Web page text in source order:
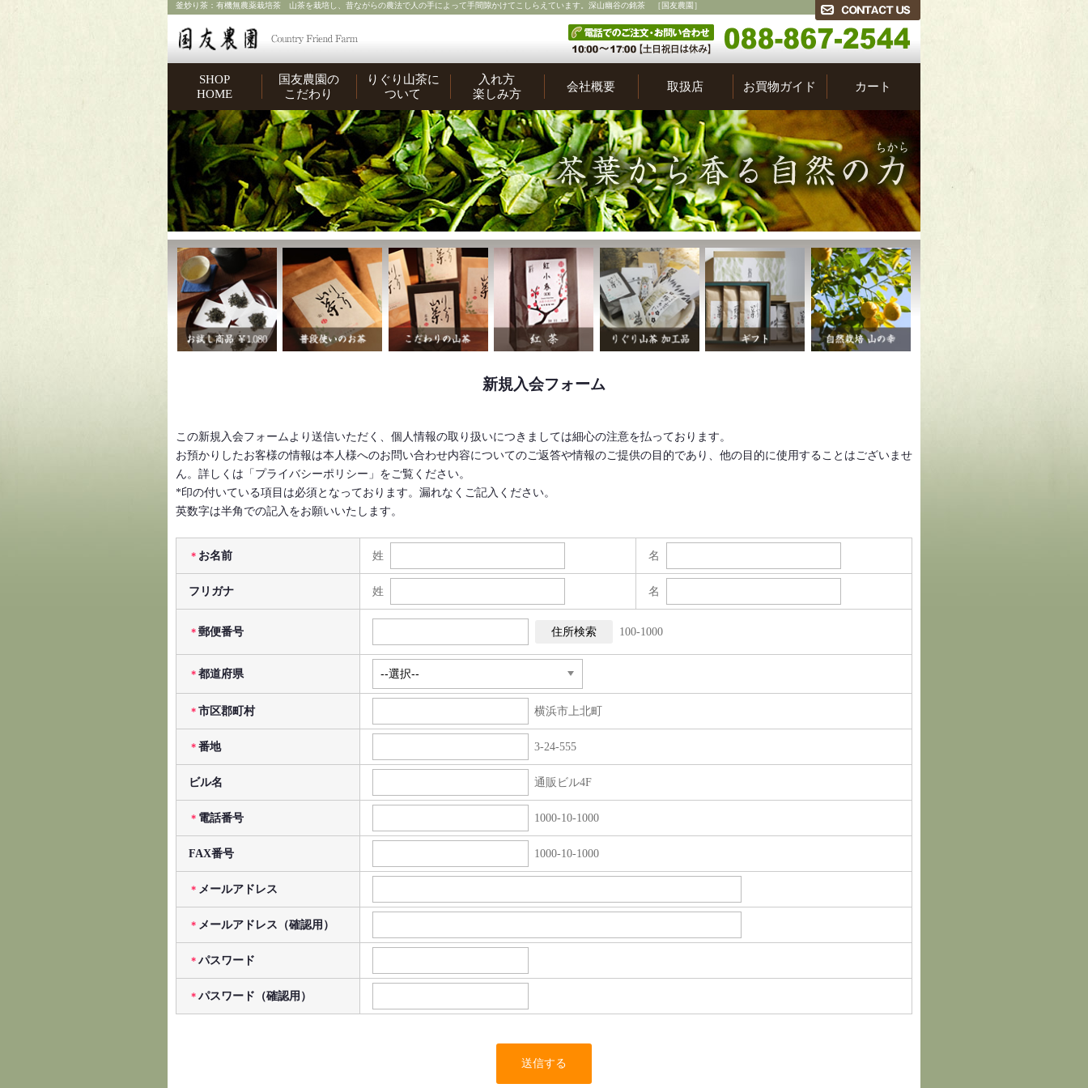
釜炒り茶：有機無農薬栽培茶 山茶を栽培し、昔ながらの農法で人の手によって手間隙かけてこしらえています。深山幽谷の銘茶 ［国友農園］
SHOP
HOME
国友農園の
こだわり
りぐり山茶に
ついて
入れ方
楽しみ方
会社概要 取扱店 お買物ガイド カート
新規入会フォーム
この新規入会フォームより送信いただく、個人情報の取り扱いにつきましては細心の注意を払っております。
お預かりしたお客様の情報は本人様へのお問い合わせ内容についてのご返答や情報のご提供の目的であり、他の目的に使用することはございませ
ん。詳しくは「プライバシーポリシー」をご覧ください。
*印の付いている項目は必須となっております。漏れなくご記入ください。
英数字は半角での記入をお願いいたします。
＊ お名前 姓 名
フリガナ 姓 名
＊郵便番号 100-1000
＊都道府県
＊市区郡町村 横浜市上北町
＊番地 3-24-555
ビル名 通販ビル4F
＊ 電話番号 1000-10-1000
FAX番号 1000-10-1000
＊ メールアドレス
＊ メールアドレス（確認用）
＊パスワード
＊パスワード（確認用）